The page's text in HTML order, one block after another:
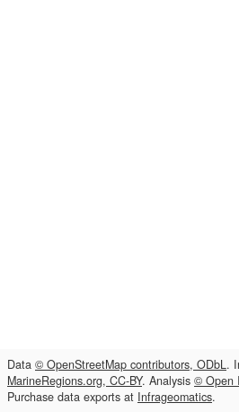
Data © OpenStreetMap contributors, ODbL.
MarineRegions.org, CC-BY. Analysis © Open
Purchase data exports at Infrageomatics.